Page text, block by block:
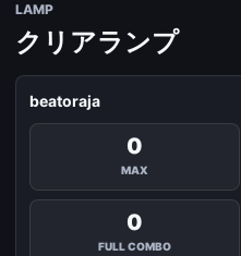
LAMP
クリアランプ
beatoraja
0
MAX
0
FULL COMBO